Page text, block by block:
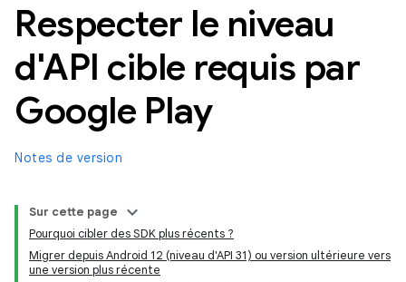
Respecter le niveau
d'API cible requis par
Google Play
Notes de version
Sur cette page
Pourquoi cibler des SDK plus récents ?
Migrer depuis Android 12 (niveau d'API 31) ou version ultérieure vers
une version plus récente